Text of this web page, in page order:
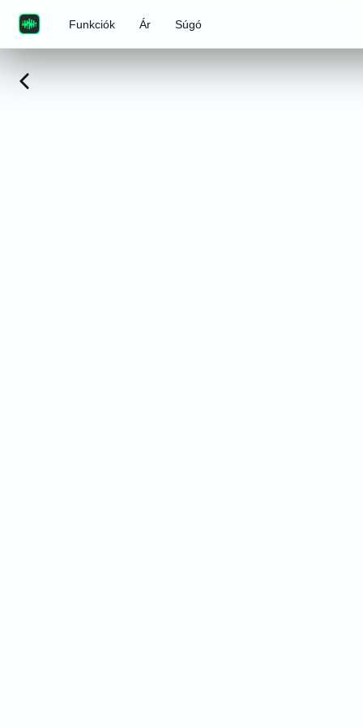
Funkciók Ár Súgó